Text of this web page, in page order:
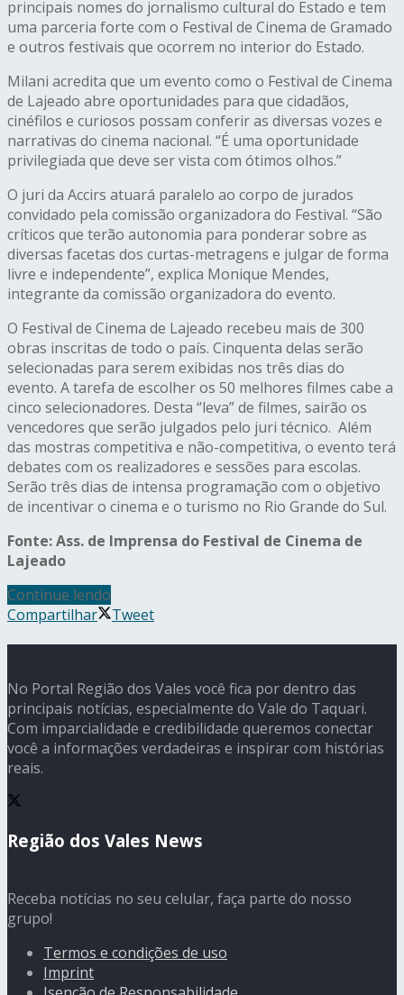
principais nomes do jornalismo cultural do Estado e tem
uma parceria forte com o Festival de Cinema de Gramado
e outros festivais que ocorrem no interior do Estado.
Milani acredita que um evento como o Festival de Cinema
de Lajeado abre oportunidades para que cidadãos,
cinéfilos e curiosos possam conferir as diversas vozes e
narrativas do cinema nacional. “É uma oportunidade
privilegiada que deve ser vista com ótimos olhos.”
O juri da Accirs atuará paralelo ao corpo de jurados
convidado pela comissão organizadora do Festival. “São
críticos que terão autonomia para ponderar sobre as
diversas facetas dos curtas-metragens e julgar de forma
livre e independente”, explica Monique Mendes,
integrante da comissão organizadora do evento.
O Festival de Cinema de Lajeado recebeu mais de 300
obras inscritas de todo o país. Cinquenta delas serão
selecionadas para serem exibidas nos três dias do
evento. A tarefa de escolher os 50 melhores filmes cabe a
cinco selecionadores. Desta “leva” de filmes, sairão os
vencedores que serão julgados pelo juri técnico. Além
das mostras competitiva e não-competitiva, o evento terá
debates com os realizadores e sessões para escolas.
Serão três dias de intensa programação com o objetivo
de incentivar o cinema e o turismo no Rio Grande do Sul.
Fonte: Ass. de Imprensa do Festival de Cinema de
Lajeado
Continue lendo
Compartilhar
Tweet
No Portal Região dos Vales você fica por dentro das
principais notícias, especialmente do Vale do Taquari.
Com imparcialidade e credibilidade queremos conectar
você a informações verdadeiras e inspirar com histórias
reais.
Região dos Vales News
Receba notícias no seu celular, faça parte do nosso
grupo!
Termos e condições de uso
Imprint